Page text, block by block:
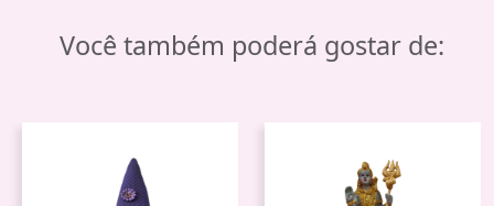
Você também poderá gostar de: